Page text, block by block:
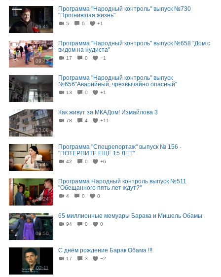
06:45
Программа "Народный контроль" выпуск №730
"Прогнившая жизнь"
5 0 +1
09:43
Программа "Народный контроль" выпуск №658 "Дом с
видом на нудиста"
17 0 −1
08:35
Программа "Народный контроль" выпуск
№656"Аварийный, чрезвычайно опасный"
13 0 +1
13:08
Как живут за МКАДом! Измайлова 3
78 4 +11
15:48
Программа "Спецрепортаж" выпуск № 156 -
"ПОТЕРПИТЕ ЕЩЁ 15 ЛЕТ"
42 0 +6
14:24
Программа Народный контроль выпуск №511
"Обещанного пять лет ждут?"
4 0 0
00:50
65 миллионные мемуары Барака и Мишель Обамы
94 0 0
02:11
С днём рождение Барак Обама !!!
17 3 −2